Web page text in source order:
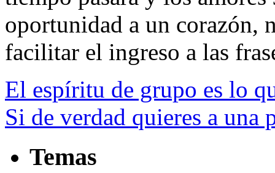
oportunidad a un corazón,
facilitar el ingreso a las
El espíritu de grupo es lo
Si de verdad quieres a una
Temas